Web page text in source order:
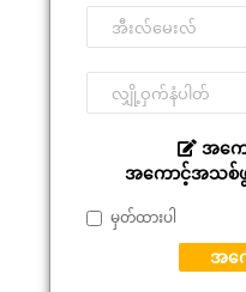
အကေ
အကောင့်အသစ်ဖွ
မှတ်ထားပါ
အက